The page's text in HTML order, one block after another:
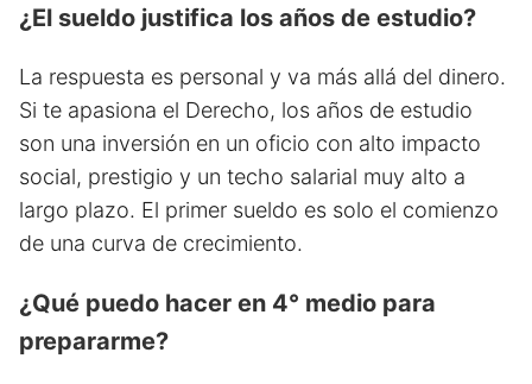
¿El sueldo justifica los años de estudio?
La respuesta es personal y va más allá del dinero.
Si te apasiona el Derecho, los años de estudio
son una inversión en un oficio con alto impacto
social, prestigio y un techo salarial muy alto a
largo plazo. El primer sueldo es solo el comienzo
de una curva de crecimiento.
¿Qué puedo hacer en 4° medio para
prepararme?